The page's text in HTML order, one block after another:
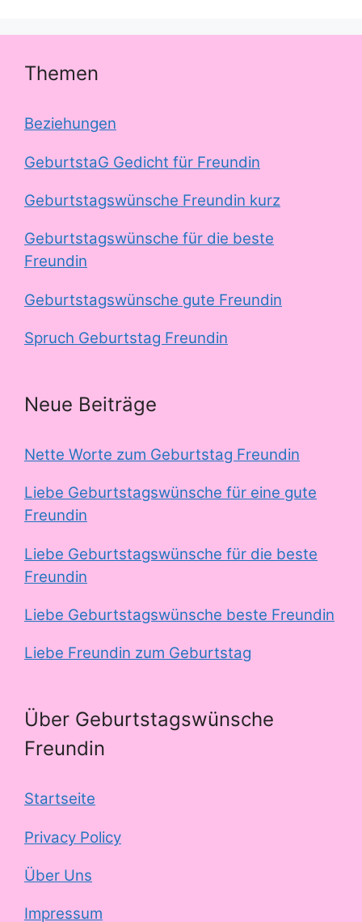
Themen
Beziehungen
GeburtstaG Gedicht für Freundin
Geburtstagswünsche Freundin kurz
Geburtstagswünsche für die beste
Freundin
Geburtstagswünsche gute Freundin
Spruch Geburtstag Freundin
Neue Beiträge
Nette Worte zum Geburtstag Freundin
Liebe Geburtstagswünsche für eine gute
Freundin
Liebe Geburtstagswünsche für die beste
Freundin
Liebe Geburtstagswünsche beste Freundin
Liebe Freundin zum Geburtstag
Über Geburtstagswünsche
Freundin
Startseite
Privacy Policy
Über Uns
Impressum